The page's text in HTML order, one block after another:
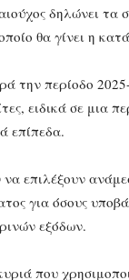
δηλώνει τα
θα γίνει η
την περίοδο
ειδικά σε μια
επίπεδα.
επιλέξουν
για όσους
εξόδων.
που